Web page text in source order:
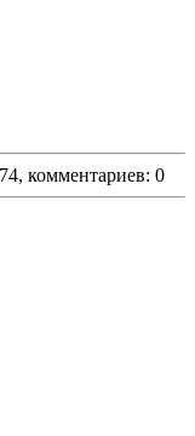
комментариев: 0